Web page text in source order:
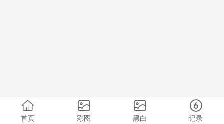
首页 彩图 黑白 记录